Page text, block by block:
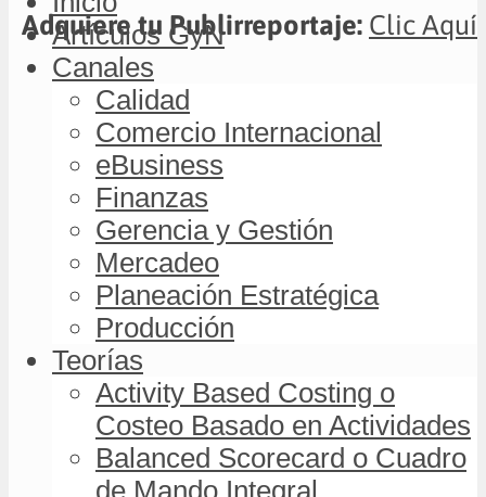
Adquiere tu Publirreportaje: Clic Aquí
Artículos GyN
Canales
Calidad
Comercio Internacional
eBusiness
Finanzas
Gerencia y Gestión
Mercadeo
Planeación Estratégica
Producción
Teorías
Activity Based Costing o
Costeo Basado en Actividades
Balanced Scorecard o Cuadro
de Mando Integral